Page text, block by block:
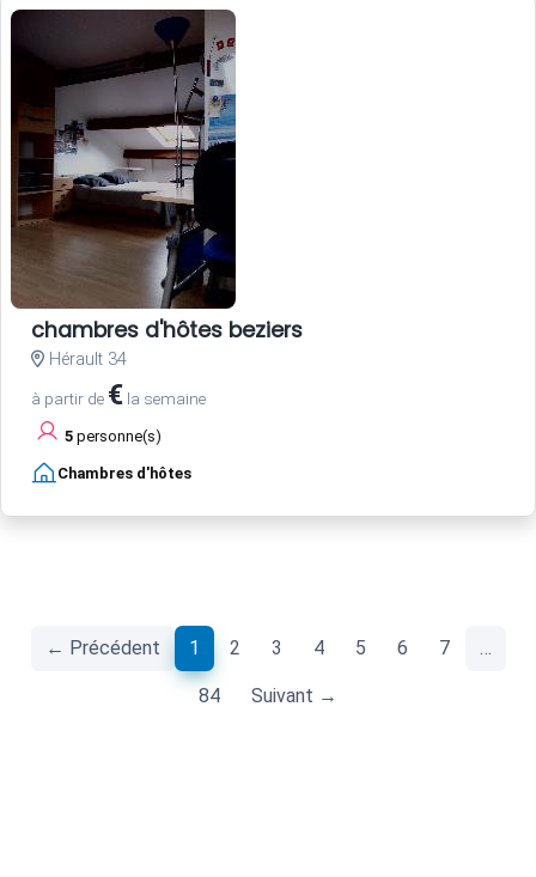
chambres d'hôtes beziers
Hérault 34
à partir de € la semaine
5 personne(s)
Chambres d'hôtes
← Précédent 1 (current)
2 3 4 5 6 7 …
84 Suivant →